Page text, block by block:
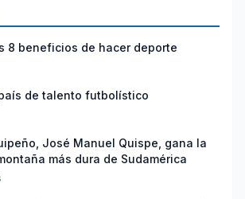
8 beneficios de hacer deporte
de talento futbolístico
José Manuel Quispe, gana la
más dura de Sudamérica